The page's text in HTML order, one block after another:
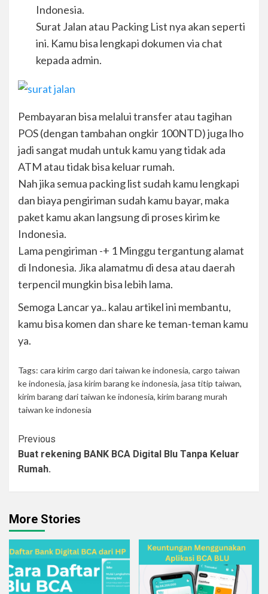
Indonesia.
Surat Jalan atau Packing List nya akan seperti
ini. Kamu bisa lengkapi dokumen via chat
kepada admin.
Pembayaran bisa melalui transfer atau tagihan
POS (dengan tambahan ongkir 100NTD) juga lho
jadi sangat mudah untuk kamu yang tidak ada
ATM atau tidak bisa keluar rumah.
Nah jika semua packing list sudah kamu lengkapi
dan biaya pengiriman sudah kamu bayar, maka
paket kamu akan langsung di proses kirim ke
Indonesia.
Lama pengiriman -+ 1 Minggu tergantung alamat
di Indonesia. Jika alamatmu di desa atau daerah
terpencil mungkin bisa lebih lama.
Semoga Lancar ya.. kalau artikel ini membantu,
kamu bisa komen dan share ke teman-teman kamu
ya.
Tags: cara kirim cargo dari taiwan ke indonesia, cargo taiwan
ke indonesia, jasa kirim barang ke indonesia, jasa titip taiwan,
kirim barang dari taiwan ke indonesia, kirim barang murah
taiwan ke indonesia
Previous
Buat rekening BANK BCA Digital Blu Tanpa Keluar
Rumah.
More Stories